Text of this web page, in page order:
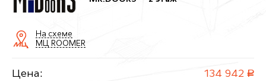
На схеме
МЦ ROOMER
Цена: 134 942 руб.